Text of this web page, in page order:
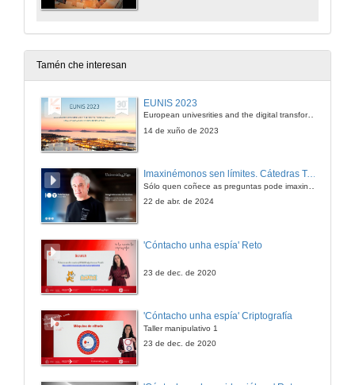
Tamén che interesan
EUNIS 2023
European univesrities and the digital transformation: challenges and opportunities ahead
14 de xuño de 2023
Imaxinémonos sen límites. Cátedras Telefónica
22 de abr. de 2024
'Cóntacho unha espía' Reto
23 de dec. de 2020
'Cóntacho unha espía' Criptografía
Taller manipulativo 1
23 de dec. de 2020